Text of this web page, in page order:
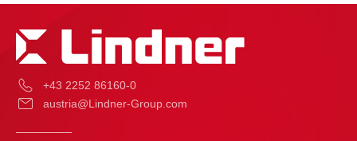
+43 2252 86160-0
austria@Lindner-Group.com